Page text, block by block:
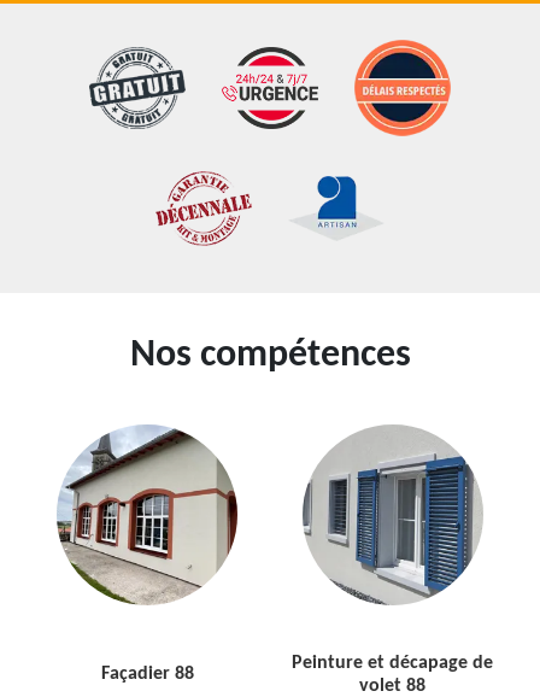
Nos compétences
Façadier 88
Peinture et décapage de
volet 88